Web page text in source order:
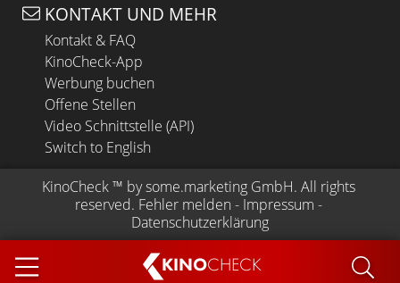
KINOCHECK
KONTAKT UND MEHR
Kontakt & FAQ
KinoCheck-App
Werbung buchen
Offene Stellen
Video Schnittstelle (API)
Switch to English
KinoCheck ™ by some.marketing GmbH. All rights
reserved. Fehler melden - Impressum -
Datenschutzerklärung